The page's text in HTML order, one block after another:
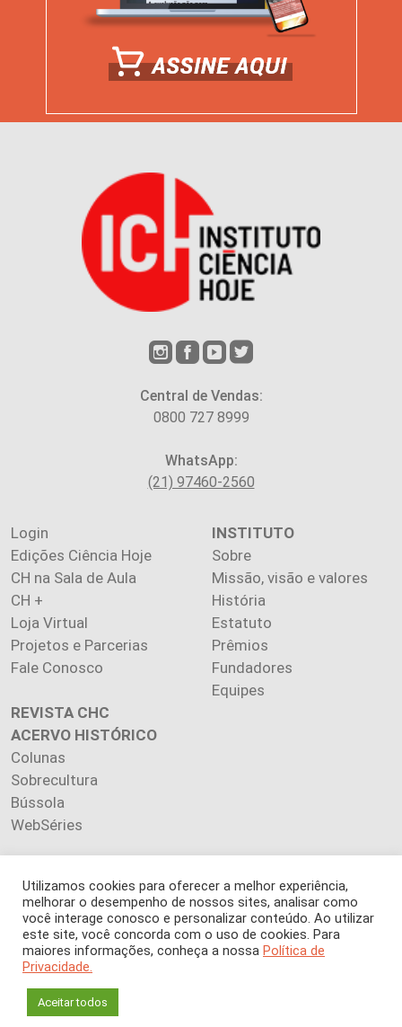
Central de Vendas:
0800 727 8999
WhatsApp:
(21) 97460-2560
Login
Edições Ciência Hoje
CH na Sala de Aula
CH +
Loja Virtual
Projetos e Parcerias
Fale Conosco
INSTITUTO
Sobre
Missão, visão e valores
História
Estatuto
Prêmios
Fundadores
Equipes
REVISTA CHC
ACERVO HISTÓRICO
Colunas
Sobrecultura
Bússola
WebSéries
Copyright 2026 INSTITUTO CIÊNCIA HOJE. Todos os direitos
reservados.
Os artigos publicados na revista refletem exclusivamente a
É proibida a reprodução, integral ou parcial, do conteúdo (imagens
Utilizamos cookies para oferecer a melhor experiência,
melhorar o desempenho de nossos sites, analisar como
você interage conosco e personalizar conteúdo. Ao utilizar
este site, você concorda com o uso de cookies. Para
maiores informações, conheça a nossa Política de
Privacidade.
Aceitar todos